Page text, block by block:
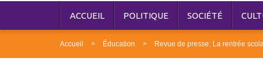
ACCUEIL POLITIQUE SOCIÉTÉ
Accueil Éducation Revue de presse: La rentrée